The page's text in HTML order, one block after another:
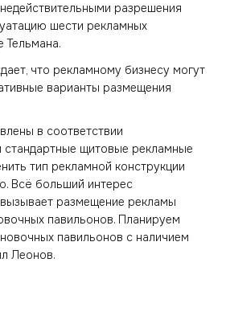
разрешения
шести рекламных
Тельмана.
что рекламному бизнесу могут
варианты размещения
в соответствии
стандартные щитовые рекламные
тип рекламной конструкции
Всё больший интерес
размещение рекламы
павильонов. Планируем
павильонов с наличием
Леонов.